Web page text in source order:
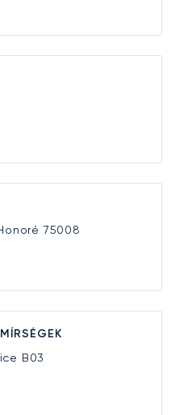
75008
B03